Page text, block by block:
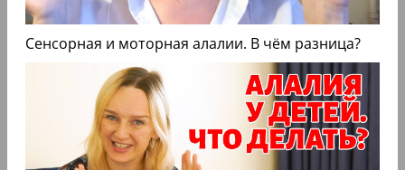
Сенсорная и моторная алалии. В чём разница?